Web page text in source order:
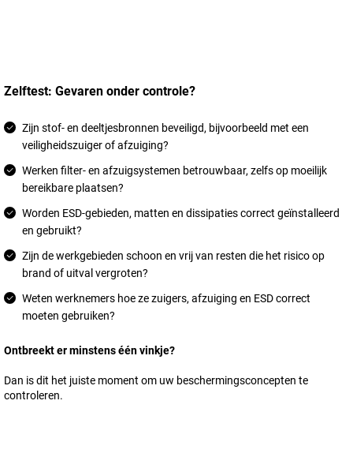
Zelftest: Gevaren onder controle?
Zijn stof- en deeltjesbronnen beveiligd, bijvoorbeeld met een
veiligheidszuiger of afzuiging?
Werken filter- en afzuigsystemen betrouwbaar, zelfs op moeilijk
bereikbare plaatsen?
Worden ESD-gebieden, matten en dissipaties correct geïnstalleerd
en gebruikt?
Zijn de werkgebieden schoon en vrij van resten die het risico op
brand of uitval vergroten?
Weten werknemers hoe ze zuigers, afzuiging en ESD correct
moeten gebruiken?
Ontbreekt er minstens één vinkje?
Dan is dit het juiste moment om uw beschermingsconcepten te
controleren.